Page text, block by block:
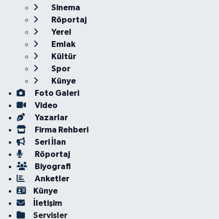
Sinema
Röportaj
Yerel
Emlak
Kültür
Spor
Künye
Foto Galeri
Video
Yazarlar
Firma Rehberi
Seri İlan
Röportaj
Biyografi
Anketler
Künye
İletişim
Servisler